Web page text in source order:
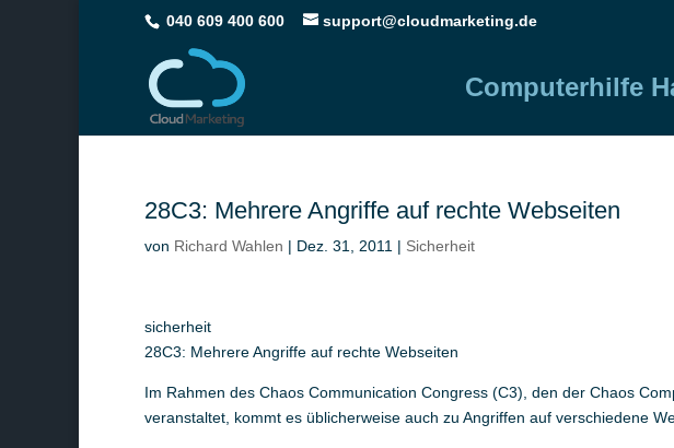
040 609 400 600 support@cloudmarketing.de
Computerhilfe
28C3: Mehrere Angriffe auf rechte Webseiten
von Richard Wahlen | Dez. 31, 2011 | Sicherheit
sicherheit
28C3: Mehrere Angriffe auf rechte Webseiten
Im Rahmen des Chaos Communication Congress (C3), den der Chaos
veranstaltet, kommt es üblicherweise auch zu Angriffen auf verschiedene